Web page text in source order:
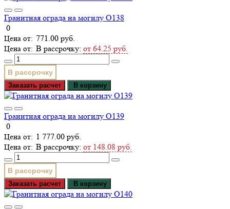
Гранитная ограда на могилу О138
0
771.00 руб.
В рассрочку: от 64.25 руб.
В рассрочку
Заказать расчет В корзину
Гранитная ограда на могилу О139
0
1 777.00 руб.
В рассрочку: от 148.08 руб.
В рассрочку
Заказать расчет В корзину